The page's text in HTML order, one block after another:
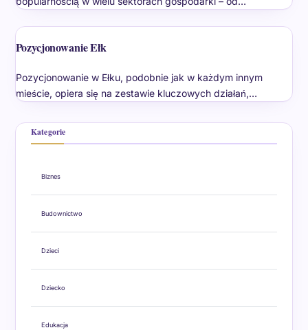
Pozycjonowanie Ełk
Pozycjonowanie w Ełku, podobnie jak w każdym innym
mieście, opiera się na zestawie kluczowych działań,…
Kategorie
Biznes
Budownictwo
Dzieci
Dziecko
Edukacja